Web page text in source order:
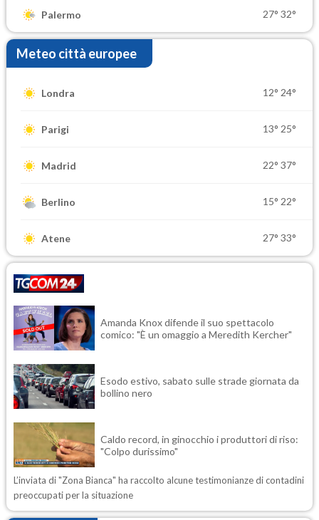
Palermo 27° 32°
Meteo città europee
Londra 12° 24°
Parigi 13° 25°
Madrid 22° 37°
Berlino 15° 22°
Atene 27° 33°
Amanda Knox difende il suo spettacolo
comico: "È un omaggio a Meredith Kercher"
Esodo estivo, sabato sulle strade giornata da
bollino nero
Caldo record, in ginocchio i produttori di riso:
"Colpo durissimo"
L’inviata di "Zona Bianca" ha raccolto alcune testimonianze di contadini
preoccupati per la situazione